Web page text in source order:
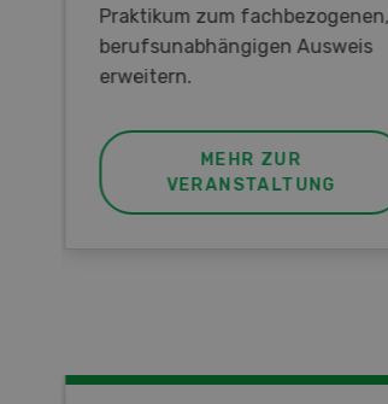
Praktikum zum fachbezogenen,
berufsunabhängigen Ausweis
erweitern.
MEHR ZUR
VERANSTALTUNG